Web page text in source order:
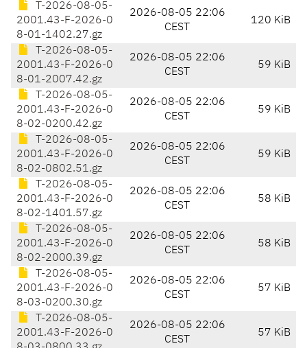
T-2026-08-05-
2001.43-F-2026-0
8-01-1402.27.gz
2026-08-05 22:06
CEST
120 KiB
T-2026-08-05-
2001.43-F-2026-0
8-01-2007.42.gz
2026-08-05 22:06
CEST
59 KiB
T-2026-08-05-
2001.43-F-2026-0
8-02-0200.42.gz
2026-08-05 22:06
CEST
59 KiB
T-2026-08-05-
2001.43-F-2026-0
8-02-0802.51.gz
2026-08-05 22:06
CEST
59 KiB
T-2026-08-05-
2001.43-F-2026-0
8-02-1401.57.gz
2026-08-05 22:06
CEST
58 KiB
T-2026-08-05-
2001.43-F-2026-0
8-02-2000.39.gz
2026-08-05 22:06
CEST
58 KiB
T-2026-08-05-
2001.43-F-2026-0
8-03-0200.30.gz
2026-08-05 22:06
CEST
57 KiB
T-2026-08-05-
2001.43-F-2026-0
2026-08-05 22:06
CEST
57 KiB